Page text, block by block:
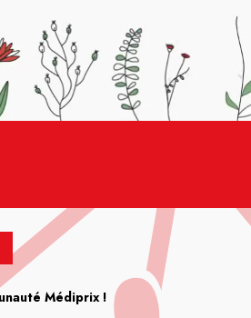
Médiprix !